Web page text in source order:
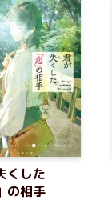
くした
の相手